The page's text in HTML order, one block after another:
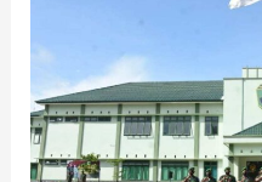
dan
Yonif
763/SBA